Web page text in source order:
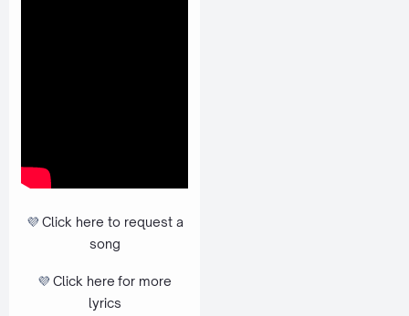
💜 Click here to request a
song
💜 Click here for more
lyrics